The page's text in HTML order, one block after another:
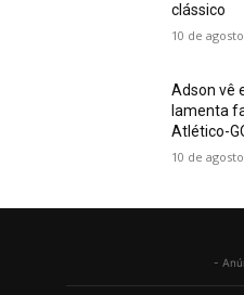
clássico
10 de
Adson vê
lamenta
Atlético-
10 de
-